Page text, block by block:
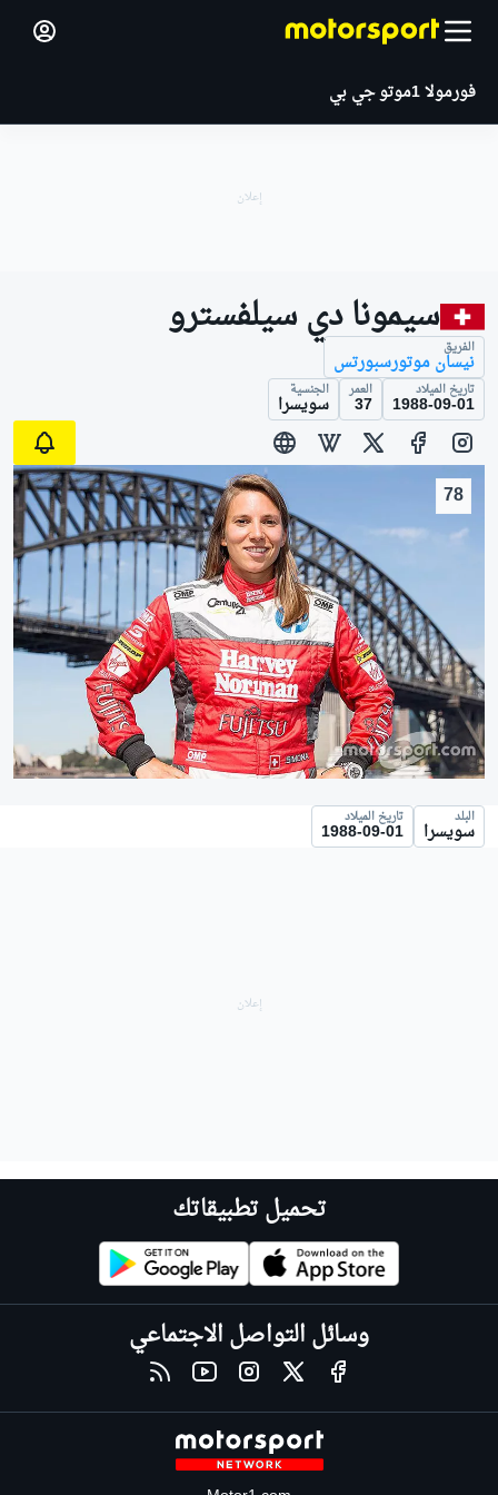
فورمولا 1 موتو جي بي
78
سيمونا دي سيلفسترو
الفريق
نيسان موتورسبورتس
تاريخ الميلاد
1988-09-01
العمر
37
الجنسية
سويسرا
البلد
سويسرا
تاريخ الميلاد
1988-09-01
تحميل تطبيقاتك
وسائل التواصل الاجتماعي